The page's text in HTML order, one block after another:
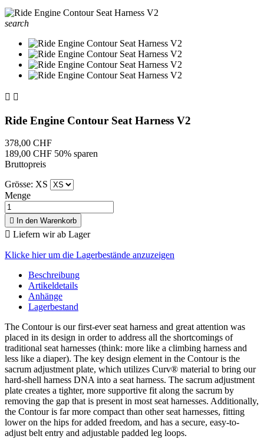
search
 
Ride Engine Contour Seat Harness V2
378,00 CHF
189,00 CHF 50% sparen
Bruttopreis
Grösse: XS
Menge
 In den Warenkorb
 Liefern wir ab Lager
Klicke hier um die Lagerbestände anzuzeigen
Beschreibung
Artikeldetails
Anhänge
Lagerbestand
The Contour is our first-ever seat harness and great attention was
placed in its design in order to address all the shortcomings of
traditional seat harnesses (think: more like a climbing harness and
less like a diaper). The key design element in the Contour is the
sacrum adjustment plate, which utilizes Curv® material to bring our
hard-shell harness DNA into a seat harness. The sacrum adjustment
plate creates a tighter, more supportive fit along the sacrum by
removing the gap that is present in most seat harnesses. Additionally,
the Contour is far more compact than other seat harnesses, fitting
lower on the hips for added freedom, and has a secure, easy-to-
adjust belt entry and adjustable padded leg loops.